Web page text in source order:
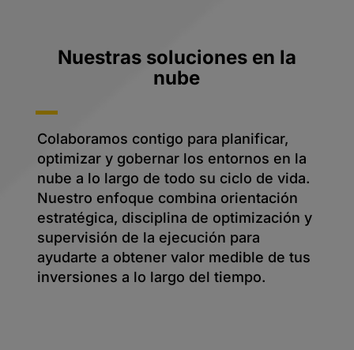
Nuestras soluciones en la
nube
Colaboramos contigo para planificar,
optimizar y gobernar los entornos en la
nube a lo largo de todo su ciclo de vida.
Nuestro enfoque combina orientación
estratégica, disciplina de optimización y
supervisión de la ejecución para
ayudarte a obtener valor medible de tus
inversiones a lo largo del tiempo.